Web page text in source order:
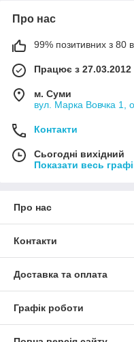
Про нас
99% позитивних з 80
Працює з 27.03.2012
м. Суми
вул. Марка Вовчка 1,
Контакти
Сьогодні вихідний
Показати весь
Про нас
Контакти
Доставка та оплата
Графік роботи